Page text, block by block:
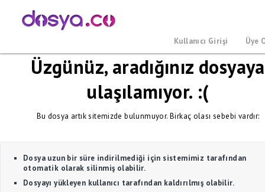
Kullanıcı Girişi Üye
Üzgünüz, aradığınız dosyaya
ulaşılamıyor. :(
Bu dosya artık sitemizde bulunmuyor. Birkaç olası sebebi vardır:
Dosya uzun bir süre indirilmediği için sistemimiz tarafından
otomatik olarak silinmiş olabilir.
Dosyayı yükleyen kullanıcı tarafından kaldırılmış olabilir.